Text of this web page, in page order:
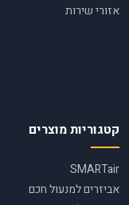
אזורי שירות
קטגוריות מוצרים
SMARTair
אביזרים למנעול חכם